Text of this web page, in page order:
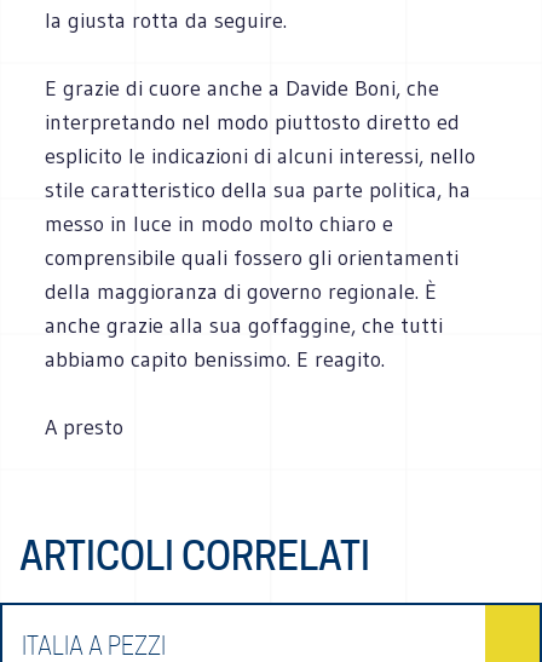
la giusta rotta da seguire.
E grazie di cuore anche a Davide Boni, che
interpretando nel modo piuttosto diretto ed
esplicito le indicazioni di alcuni interessi, nello
stile caratteristico della sua parte politica, ha
messo in luce in modo molto chiaro e
comprensibile quali fossero gli orientamenti
della maggioranza di governo regionale. È
anche grazie alla sua goffaggine, che tutti
abbiamo capito benissimo. E reagito.
A presto
ARTICOLI CORRELATI
ITALIA A PEZZI